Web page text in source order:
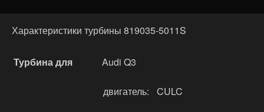
Характеристики турбины 819035-5011S
Турбина для Audi Q3
двигатель: CULC